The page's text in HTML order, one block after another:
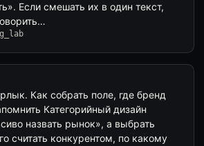
Если смешать их в один текст,
Как собрать поле, где бренд
Категорийный дизайн
назвать рынок», а выбрать
считать конкурентом, по какому